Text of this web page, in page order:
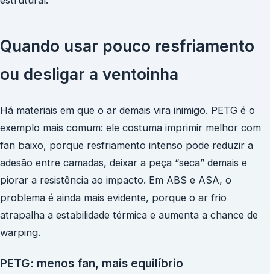
Quando usar pouco resfriamento
ou desligar a ventoinha
Há materiais em que o ar demais vira inimigo. PETG é o
exemplo mais comum: ele costuma imprimir melhor com
fan baixo, porque resfriamento intenso pode reduzir a
adesão entre camadas, deixar a peça “seca” demais e
piorar a resistência ao impacto. Em ABS e ASA, o
problema é ainda mais evidente, porque o ar frio
atrapalha a estabilidade térmica e aumenta a chance de
warping.
PETG: menos fan, mais equilíbrio